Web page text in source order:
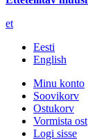
et
Eesti
English
Minu konto
Soovikorv
Ostukorv
Vormista ost
Logi sisse